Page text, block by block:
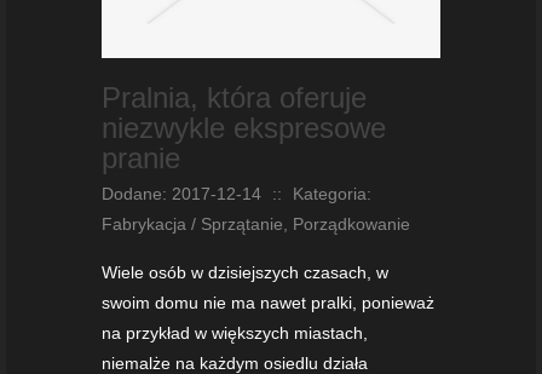
Pralnia, która oferuje
niezwykle ekspresowe
pranie
Dodane: 2017-12-14 ::
Kategoria:
Fabrykacja / Sprzątanie, Porządkowanie
Wiele osób w dzisiejszych czasach, w
swoim domu nie ma nawet pralki, ponieważ
na przykład w większych miastach,
niemalże na każdym osiedlu działa